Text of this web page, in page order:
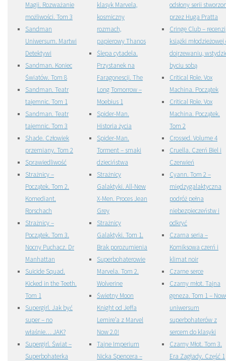
Magii. Rozważanie
możliwości. Tom 3
Sandman
Uniwersum. Martwi
Detektywi
Sandman. Koniec
Światów. Tom 8
Sandman. Teatr
tajemnic. Tom 1
Sandman. Teatr
tajemnic. Tom 3
Shade. Człowiek
przemiany. Tom 2
Sprawiedliwość
Strażnicy –
Początek. Tom 2.
Komediant.
Rorschach
Strażnicy –
Początek. Tom 3.
Nocny Puchacz. Dr
Manhattan
Suicide Squad.
Kicked in the Teeth.
Tom 1
Supergirl. Jak być
super – no
właśnie… JAK?
Supergirl. Świat –
Superbohaterka
klasyk Marvela,
kosmiczny
rozmach,
papierowy Thanos
Ślepa cytadela.
Przystanek na
Faragonescji. The
Long Tomorrow –
Moebius 1
Spider-Man.
Historia życia
Spider-Man.
Torment – smaki
dzieciństwa
Strażnicy
Galaktyki. All-New
X-Men. Proces Jean
Grey
Strażnicy
Galaktyki. Tom 1.
Brak porozumienia
Superbohaterowie
Marvela. Tom 2.
Wolverine
Świetny Moon
Knight od Jeffa
Lemire’a z Marvel
Now 2.0!
Tajne Imperium
Nicka Spencera –
odsłony serii
przez Huga Pratta
Cringe Club –
książki młodzieżowej
dojrzewaniu,
byciu sobą
Critical Role. Vox
Machina. Początek
Critical Role. Vox
Machina. Początek.
Tom 2
Crossed. Volume 4
Cruella. Czerń Biel i
Czerwień
Cyann. Tom 2 –
międzygalaktyczna
podróż pełna
niebezpieczeństw i
odkryć
Czarna seria –
Komiksowa czerń i
klimat noir
Czarne serce
Czarny młot. Tajna
geneza. Tom 1 –
uniwersum
superbohaterów z
sercem do klasyki
Czarny Młot. Tom 3.
Era Zagłady. Część 1